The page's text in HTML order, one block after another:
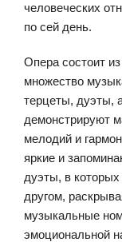
человеческих
по сей день.
Опера состоит
множество
терцеты, дуэты,
демонстрируют
мелодий и
яркие и
дуэты, в
другом,
музыкальные
эмоциональной